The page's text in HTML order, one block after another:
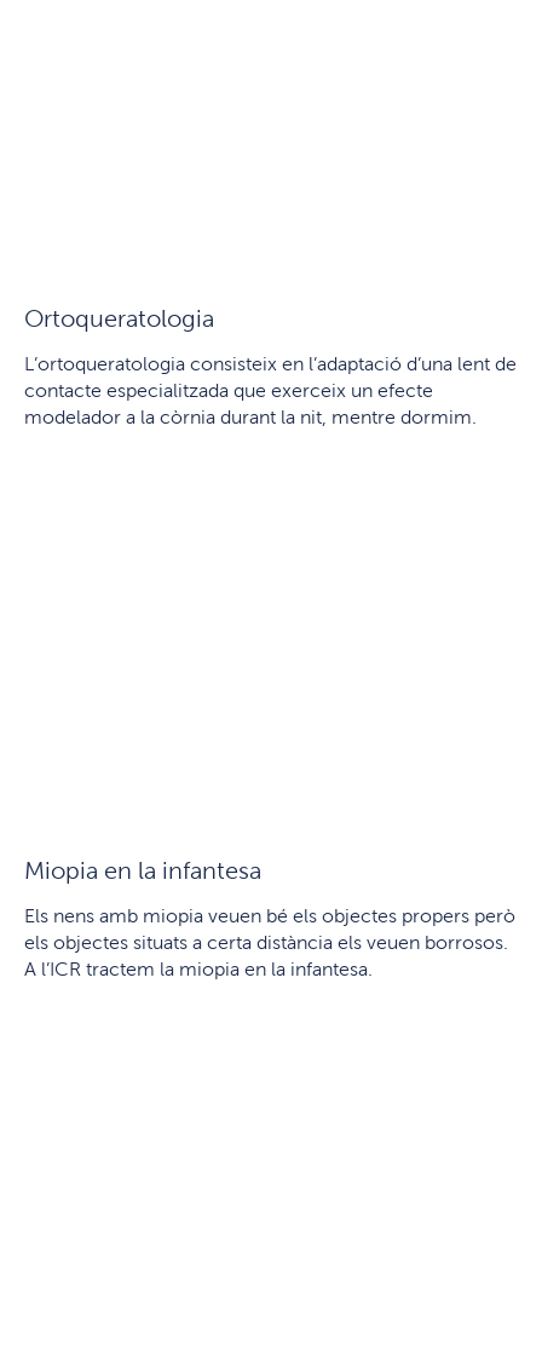
Ortoqueratologia
L’ortoqueratologia consisteix en l’adaptació d’una lent de
contacte especialitzada que exerceix un efecte
modelador a la còrnia durant la nit, mentre dormim.
Miopia en la infantesa
Els nens amb miopia veuen bé els objectes propers però
els objectes situats a certa distància els veuen borrosos.
A l’ICR tractem la miopia en la infantesa.